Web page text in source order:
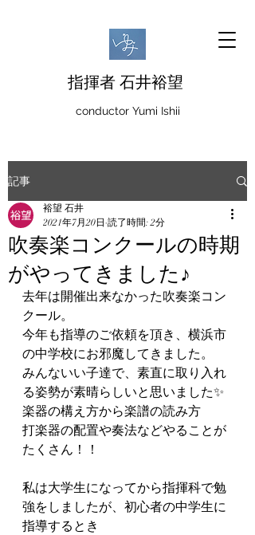
指揮者 石井裕望
conductor Yumi Ishii
記事
吹奏楽コンクールの時期
がやってきました♪
裕望 石井
2021年7月20日 読了時間: 2分
去年は開催出来なかった吹奏楽コン
クール。
今年も指導のご依頼を頂き、横浜市
の中学校にお邪魔してきました。
みんないい子達で、素直に取り入れ
る姿勢が素晴らしいと思いました✨
楽器の構え方から楽譜の読み方
打楽器の配置や奏法などやることが
たくさん！！
私は大学生になってから指揮科で勉
強をしましたが、初心者の中学生に
指導するとき